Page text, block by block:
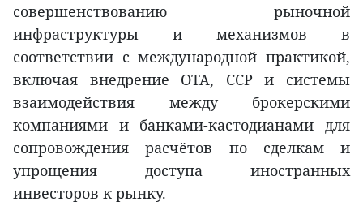
совершенствованию рыночной
инфраструктуры и механизмов в
соответствии с международной практикой,
включая внедрение OTA, CCP и системы
взаимодействия между брокерскими
компаниями и банками-кастодианами для
сопровождения расчётов по сделкам и
упрощения доступа иностранных
инвесторов к рынку.